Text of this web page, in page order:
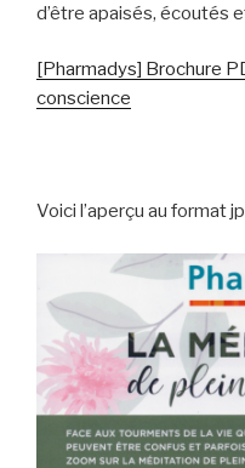
d’être apaisés, écoutés
[Pharmadys] Brochure
conscience
Voici l’aperçu au format